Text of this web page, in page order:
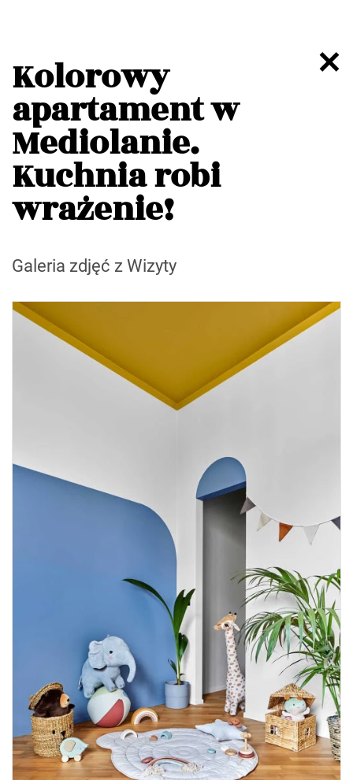
Kolorowy
apartament w
Mediolanie.
Kuchnia robi
wrażenie!
Galeria zdjęć z Wizyty